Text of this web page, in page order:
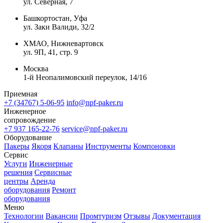
Башкортостан, Уфа
ул. Заки Валиди, 32/2
ХМАО, Нижневартовск
ул. 9П, 41, стр. 9
Москва
1-й Неопалимовский переулок, 14/16
Приемная
+7 (34767) 5-06-95 info@npf-paker.ru
Инженерное
сопровождение
+7 937 165-22-76 service@npf-paker.ru
Оборудование
Пакеры Якоря Клапаны Инструменты Компоновки
Сервис
Услуги Инженерные
решения Сервисные
центры Аренда
оборудования Ремонт
оборудования
Меню
Технологии Вакансии Промтуризм Отзывы Документация